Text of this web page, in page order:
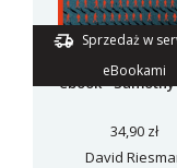
Sprzedaż w
eBookami
ebook - Samotny
34,90 zł
David